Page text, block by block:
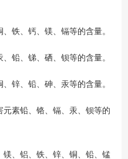
铁、钙、镁、镉等的含量。
铅、锑、硒、钡等的含量。
锌、铅、砷、汞等的含量。
素铅、铬、镉、汞、钡等的
、铝、铁、锌、铜、铅、锰